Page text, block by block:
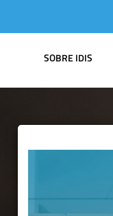
SOBRE IDIS